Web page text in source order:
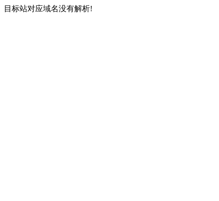
目标站对应域名没有解析!